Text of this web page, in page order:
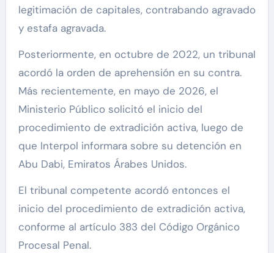
legitimación de capitales, contrabando agravado
y estafa agravada.
Posteriormente, en octubre de 2022, un tribunal
acordó la orden de aprehensión en su contra.
Más recientemente, en mayo de 2026, el
Ministerio Público solicitó el inicio del
procedimiento de extradición activa, luego de
que Interpol informara sobre su detención en
Abu Dabi, Emiratos Árabes Unidos.
El tribunal competente acordó entonces el
inicio del procedimiento de extradición activa,
conforme al artículo 383 del Código Orgánico
Procesal Penal.